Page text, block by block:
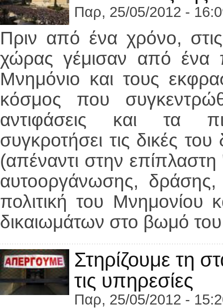
Παρ, 25/05/2012 -
Πριν από ένα χρόνο,
χώρας γέμισαν από ένα
Μνημόνιο και τους
κόσμος που
αντιφάσεις και τα
συγκροτήσει τις δικές
(απέναντι στην
αυτοοργάνωσης, δράσης,
πολιτική του Μνημονίου
δικαιωμάτων στο βωμό
Στηρίζουμε τη
τις υπηρεσίες
Παρ, 25/05/2012 -